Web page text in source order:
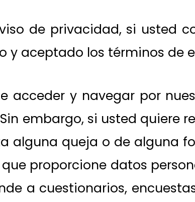
de privacidad, si usted
y aceptado los términos de
acceder y navegar por
embargo, si usted quiere
alguna queja o de alguna
proporcione datos
a cuestionarios,